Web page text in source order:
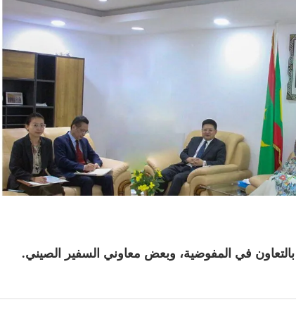
في المفوضية، وبعض معاوني السفير الصيني.